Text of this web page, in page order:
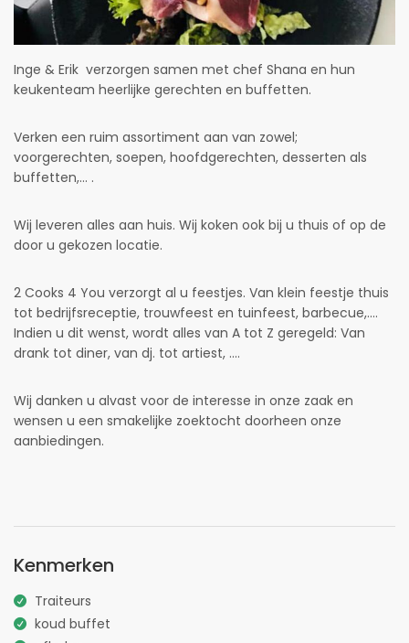
Inge & Erik verzorgen samen met chef Shana en hun
keukenteam heerlijke gerechten en buffetten.
Verken een ruim assortiment aan van zowel;
voorgerechten, soepen, hoofdgerechten, desserten als
buffetten,... .
Wij leveren alles aan huis. Wij koken ook bij u thuis of op de
door u gekozen locatie.
2 Cooks 4 You verzorgt al u feestjes. Van klein feestje thuis
tot bedrijfsreceptie, trouwfeest en tuinfeest, barbecue,....
Indien u dit wenst, wordt alles van A tot Z geregeld: Van
drank tot diner, van dj. tot artiest, ....
Wij danken u alvast voor de interesse in onze zaak en
wensen u een smakelijke zoektocht doorheen onze
aanbiedingen.
Kenmerken
Traiteurs
koud buffet